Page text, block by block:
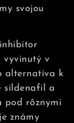
svojou
vyvinutý v
alternatíva k
sildenafil a
pod rôznymi
známy